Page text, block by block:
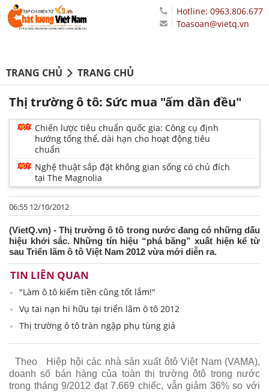
Hotline: 0963.806.677
Toasoan@vietq.vn
TRANG CHỦ TRANG CHỦ
Thị trường ô tô: Sức mua "ấm dần đều"
Chiến lược tiêu chuẩn quốc gia: Công cụ định
hướng tổng thể, dài hạn cho hoạt động tiêu
chuẩn
Nghệ thuật sắp đặt không gian sống có chủ đích
tại The Magnolia
06:55 12/10/2012
(VietQ.vn) - Thị trường ô tô trong nước đang có những dấu
hiệu khởi sắc. Những tín hiệu “phá băng” xuất hiện kể từ
sau Triển lãm ô tô Việt Nam 2012 vừa mới diễn ra.
TIN LIÊN QUAN
"Làm ô tô kiếm tiền cũng tốt lắm!"
Vụ tai nạn hi hữu tại triển lãm ô tô 2012
Thị trường ô tô tràn ngập phụ tùng giả
Theo
Hiệp hội các nhà sản xuất ôtô Việt Nam (VAMA),
doanh số bán hàng của toàn thị trường ôtô trong nước
trong tháng 9/2012 đạt 7.669 chiếc, vẫn giảm 36% so với